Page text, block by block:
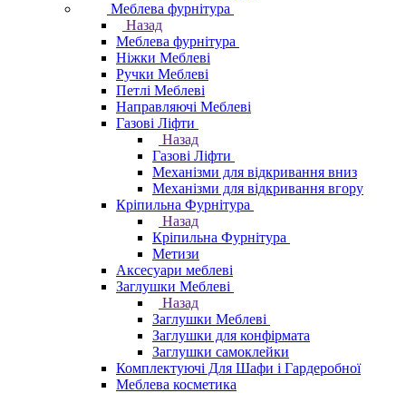
Меблева фурнітура
Назад
Меблева фурнітура
Ніжки Меблеві
Ручки Меблеві
Петлі Меблеві
Направляючі Меблеві
Газові Ліфти
Назад
Газові Ліфти
Механізми для відкривання вниз
Механізми для відкривання вгору
Кріпильна Фурнітура
Назад
Кріпильна Фурнітура
Метизи
Аксесуари меблеві
Заглушки Меблеві
Назад
Заглушки Меблеві
Заглушки для конфірмата
Заглушки самоклейки
Комплектуючі Для Шафи і Гардеробної
Меблева косметика